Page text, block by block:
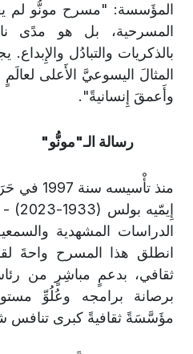
المؤَسسة: "مسرح مونُّو لم
المسرحية، بل هو مدًى
بالذكريات والتبادُل
المثالَ اليسوعيَّ الأَعلى
وأَعمقَ إِنسانيةً".
رسالة الـ"مونُّو"
منذ
الدراسات المشهدية
انطلق هذا المسرح واحةَ
ثقافي، بدعمٍ مباشِرٍ من
برصانة برامجه وعُلُوِّ
مؤَسَّسَةً ثقافيةً كبرى تنافس